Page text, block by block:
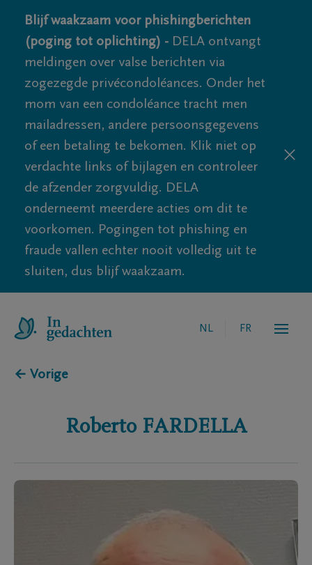
Blijf waakzaam voor phishingberichten
(poging tot oplichting) - DELA ontvangt
meldingen over valse berichten via
zogezegde privécondoléances. Onder het
mom van een condoléance tracht men
mailadressen, andere persoonsgegevens
of een betaling te bekomen. Klik niet op
verdachte links of bijlagen en controleer
de afzender zorgvuldig. DELA
onderneemt meerdere acties om dit te
voorkomen. Pogingen tot phishing en
fraude vallen echter nooit volledig uit te
sluiten, dus blijf waakzaam.
NL FR
← Vorige
Roberto FARDELLA